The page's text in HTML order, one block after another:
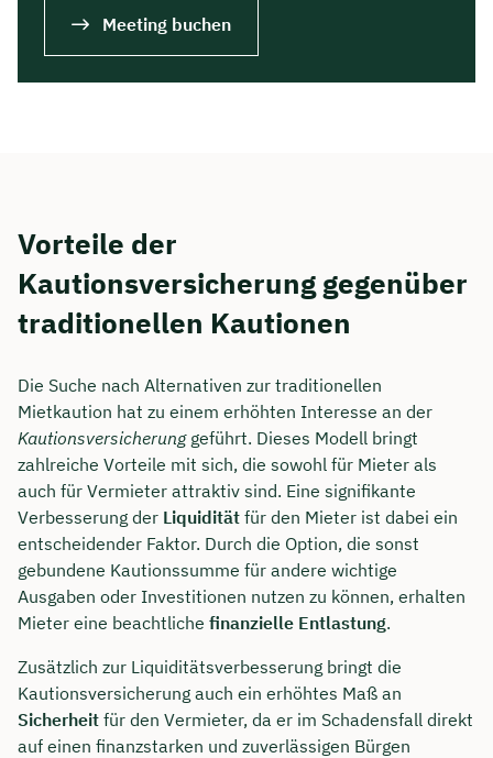
Meeting buchen
Vorteile der
Kautionsversicherung gegenüber
traditionellen Kautionen
Die Suche nach Alternativen zur traditionellen
Mietkaution hat zu einem erhöhten Interesse an der
Kautionsversicherunggeführt. Dieses Modell bringt
zahlreiche Vorteile mit sich, die sowohl für Mieter als
auch für Vermieter attraktiv sind. Eine signifikante
Verbesserung der Liquidität für den Mieter ist dabei ein
entscheidender Faktor. Durch die Option, die sonst
gebundene Kautionssumme für andere wichtige
Ausgaben oder Investitionen nutzen zu können, erhalten
Mieter eine beachtliche finanzielle Entlastung.
Zusätzlich zur Liquiditätsverbesserung bringt die
Kautionsversicherung auch ein erhöhtes Maß an
Sicherheit für den Vermieter, da er im Schadensfall direkt
auf einen finanzstarken und zuverlässigen Bürgen
Jetzt persönliches
Beratungsgespräch mit Jonas
Ubben sichern 🤝
Wir beraten dich Montag bis Freitag von 8 bis